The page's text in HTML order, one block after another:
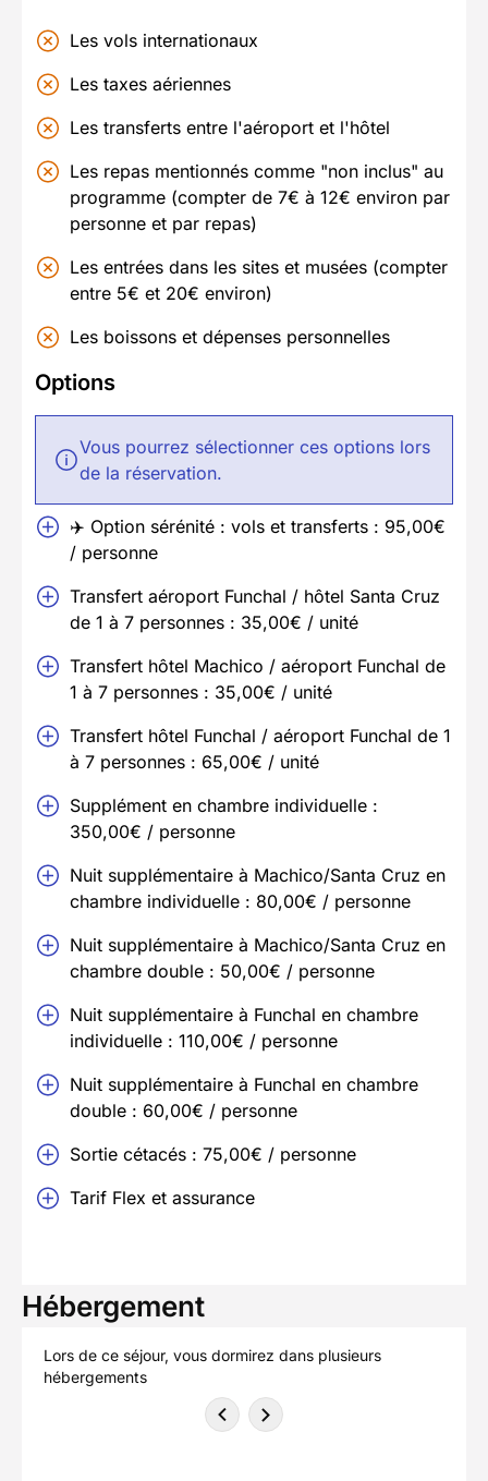
Les vols internationaux
Les taxes aériennes
Les transferts entre l'aéroport et l'hôtel
Les repas mentionnés comme "non inclus" au
programme (compter de 7€ à 12€ environ par
personne et par repas)
Les entrées dans les sites et musées (compter
entre 5€ et 20€ environ)
Les boissons et dépenses personnelles
Options
Vous pourrez sélectionner ces options lors
de la réservation.
✈️ Option sérénité : vols et transferts : 95,00€
/ personne
Transfert aéroport Funchal / hôtel Santa Cruz
de 1 à 7 personnes : 35,00€ / unité
Transfert hôtel Machico / aéroport Funchal de
1 à 7 personnes : 35,00€ / unité
Transfert hôtel Funchal / aéroport Funchal de 1
à 7 personnes : 65,00€ / unité
Supplément en chambre individuelle :
350,00€ / personne
Nuit supplémentaire à Machico/Santa Cruz en
chambre individuelle : 80,00€ / personne
Nuit supplémentaire à Machico/Santa Cruz en
chambre double : 50,00€ / personne
Nuit supplémentaire à Funchal en chambre
individuelle : 110,00€ / personne
Nuit supplémentaire à Funchal en chambre
double : 60,00€ / personne
Sortie cétacés : 75,00€ / personne
Tarif Flex et assurance
Hébergement
Lors de ce séjour, vous dormirez dans plusieurs
hébergements